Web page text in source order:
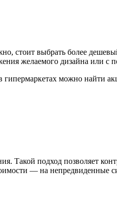
стоит выбрать более
желаемого дизайна или с
гипермаркетах можно
подход позволяет
— на непредвиденные